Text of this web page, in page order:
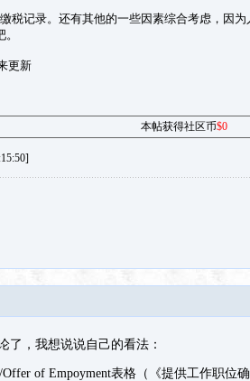
税记录。还有其他的一些因素综合考虑，因
更新
本帖获得社区币$0
了，我想说说自己的看法：
Offer of Empoyment表格（《提供工作职